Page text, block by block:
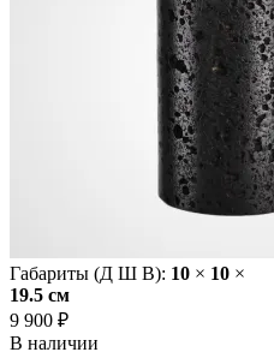
Габариты (Д Ш В): 10 × 10 ×
19.5 cм
9 900 ₽
В наличии